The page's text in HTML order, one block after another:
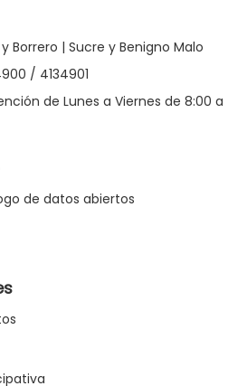
Borrero | Sucre y Benigno Malo
/ 4134901
de Lunes a Viernes de 8:00 a
de datos abiertos